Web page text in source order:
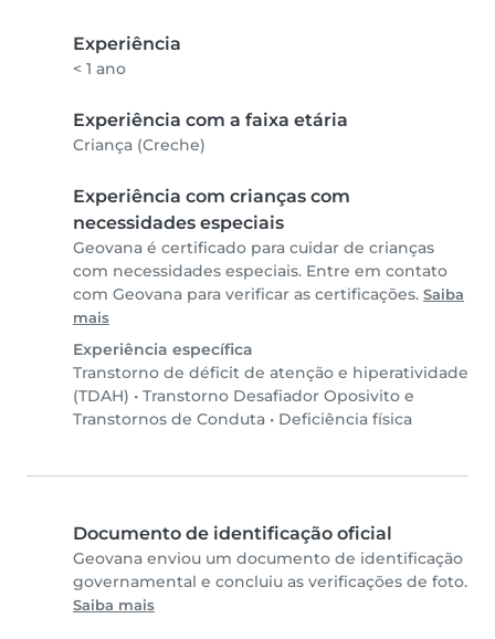
Experiência
< 1 ano
Experiência com a faixa etária
Criança (Creche)
Experiência com crianças com
necessidades especiais
Geovana é certificado para cuidar de crianças
com necessidades especiais. Entre em contato
com Geovana para verificar as certificações. Saiba
mais
Experiência específica
Transtorno de déficit de atenção e hiperatividade
(TDAH) • Transtorno Desafiador Oposivito e
Transtornos de Conduta • Deficiência física
Documento de identificação oficial
Geovana enviou um documento de identificação
governamental e concluiu as verificações de foto.
Saiba mais